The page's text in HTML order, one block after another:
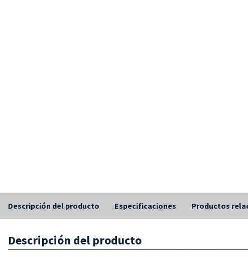
Descripción del producto Especificaciones Productos
Descripción del producto